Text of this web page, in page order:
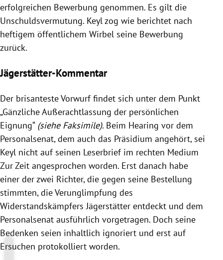
erfolgreichen Bewerbung genommen. Es gilt die
Unschuldsvermutung. Keylzog wie berichtet nach
heftigem öffentlichem Wirbel seine Bewerbung
zurück.
Jägerstätter-Kommentar
Der brisanteste Vorwurf findet sich unter dem Punkt
„Gänzliche Außerachtlassung der persönlichen
Eignung“ (siehe Faksimile). Beim Hearing vor dem
Personalsenat, dem auch das Präsidium angehört, sei
Keyl nicht auf seinen Leserbrief im rechten Medium
Zur Zeit angesprochen worden. Erst danach habe
einer der zwei Richter, die gegen seine Bestellung
stimmten, die Verunglimpfung des
Widerstandskämpfers Jägerstätter entdeckt und dem
Personalsenat ausführlich vorgetragen. Doch seine
Bedenken seien inhaltlich ignoriert und erst auf
Ersuchen protokolliert worden.